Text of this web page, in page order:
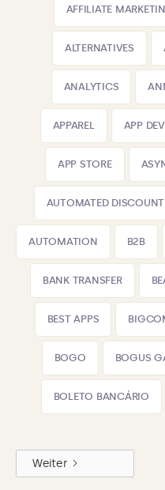
AFFILIATE
ALTERNATIVES
ANALYTICS
APPAREL APP
APP STORE
AUTOMATED DISCOUNT
AUTOMATION B2B
BANK TRANSFER
BEST APPS
BOGO BOGUS
BOLETO BANCÁRIO
Weiter